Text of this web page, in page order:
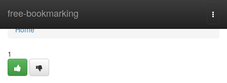
free-bookmarking
Home
Home
1